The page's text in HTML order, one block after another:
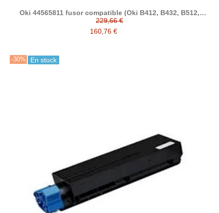
Oki 44565811 fusor compatible (Oki B412, B432, B512,
ES5112, ES5162, ES4192, ES4132, MB472, MB562)
229,66 €
160,76 €
-30% En stock